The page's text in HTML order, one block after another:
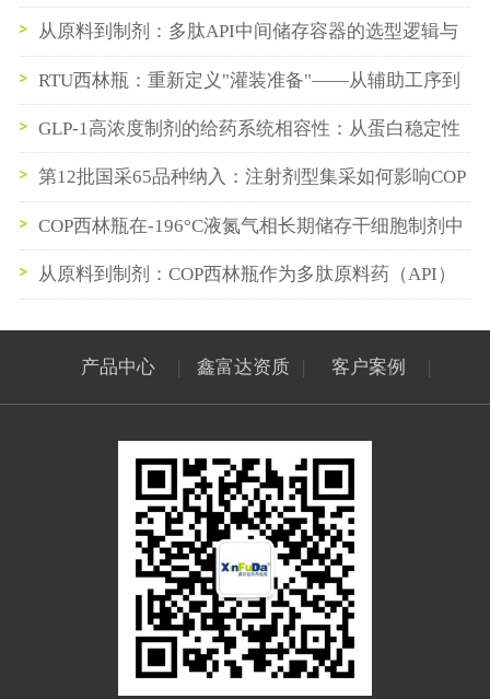
从原料到制剂：多肽API中间储存容器的选型逻辑与
稳定性保障实践
RTU西林瓶：重新定义"灌装准备"——从辅助工序到
即插即用
GLP-1高浓度制剂的给药系统相容性：从蛋白稳定性
到笔式注射器卡式瓶密封系统的一体化构建
第12批国采65品种纳入：注射剂型集采如何影响COP
西林瓶与预灌封供应链
COP西林瓶在-196°C液氮气相长期储存干细胞制剂中
的性能验证
从原料到制剂：COP西林瓶作为多肽原料药（API）
产品中心 | 鑫富达资质 | 客户案例 |